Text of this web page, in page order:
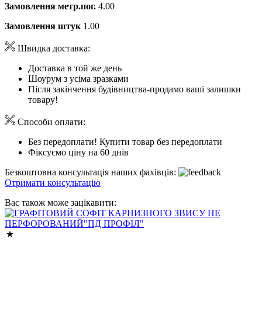
Замовлення метр.пог. 4.00
Замовлення штук 1.00
Швидка доставка:
Доставка в той же день
Шоурум з усіма зразками
Після закінчення будівництва-продамо ваші залишки
товару!
Способи оплати:
Без передоплати! Купити товар без передоплати
Фіксуємо ціну на 60 днів
Безкоштовна консультація наших фахівців:
Отримати консультацію
Вас також може зацікавити: